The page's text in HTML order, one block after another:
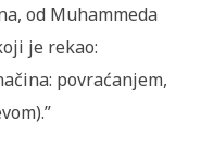
od Mu­hammeda
je rekao:
povraćanjem,